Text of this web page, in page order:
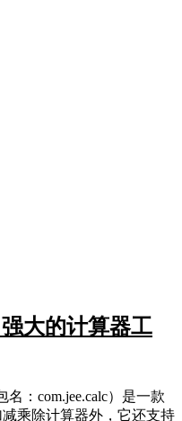
大的计算器工
：com.jee.calc）是一款
乘除计算器外，它还支持